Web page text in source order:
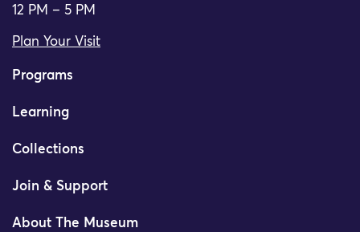
12 PM – 5 PM
Plan Your Visit
Programs
Learning
Collections
Join & Support
About The Museum